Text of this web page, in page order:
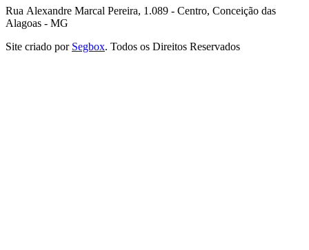
Rua Alexandre Marcal Pereira, 1.089 - Centro, Conceição das
Alagoas - MG
Site criado por Segbox. Todos os Direitos Reservados